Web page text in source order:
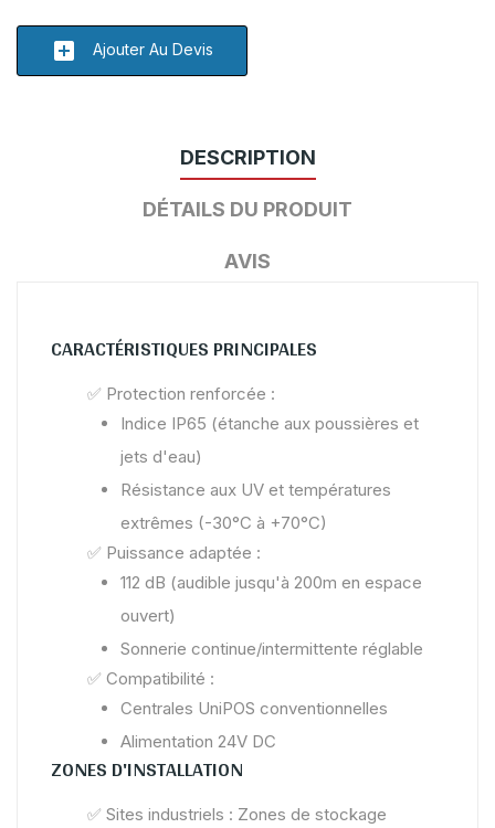
add_box Ajouter Au Devis
DESCRIPTION
DÉTAILS DU PRODUIT
AVIS
CARACTÉRISTIQUES PRINCIPALES
✅ Protection renforcée :
Indice IP65 (étanche aux poussières et
jets d'eau)
Résistance aux UV et températures
extrêmes (-30°C à +70°C)
✅ Puissance adaptée :
112 dB (audible jusqu'à 200m en espace
ouvert)
Sonnerie continue/intermittente réglable
✅ Compatibilité :
Centrales UniPOS conventionnelles
Alimentation 24V DC
ZONES D'INSTALLATION
✅ Sites industriels : Zones de stockage